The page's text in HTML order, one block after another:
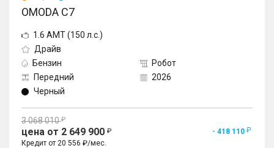
OMODA C7
1.6 AMT (150 л.с.)
Драйв
Бензин
Робот
Передний
2026
Черный
3 068 010
цена от 2 649 900
- 418 110
Кредит от 20 556 ₽/мес.